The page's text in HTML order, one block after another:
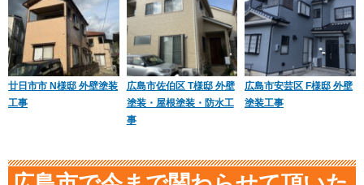
廿日市市 N様邸 外壁塗装
工事
広島市佐伯区 T様邸 外壁
塗装・屋根塗装・防水工
事
広島市安芸区 F様邸 外壁
塗装工事